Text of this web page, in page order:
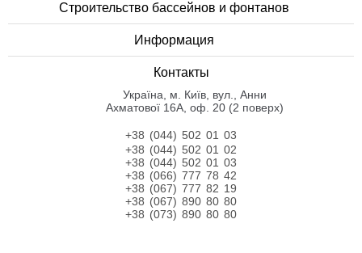
Строительство бассейнов и фонтанов
Информация
Контакты
Українa, м. Київ, вул., Анни
Ахматової 16А, оф. 20 (2 поверх)
+38 (044) 502 01 03
+38 (044) 502 01 02
+38 (044) 502 01 03
+38 (066) 777 78 42
+38 (067) 777 82 19
+38 (067) 890 80 80
+38 (073) 890 80 80